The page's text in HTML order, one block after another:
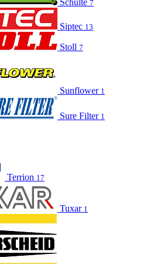
Schulte 7
Siptec 13
Stoll 7
Sunflower 1
Sure Filter 1
Terrion 17
Tuxar 1